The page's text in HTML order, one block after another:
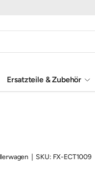
Ersatzteile & Zubehör
SKU: FX-ECT1009